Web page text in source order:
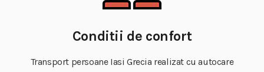
Conditii de confort
Transport persoane Iasi Grecia realizat cu autocare